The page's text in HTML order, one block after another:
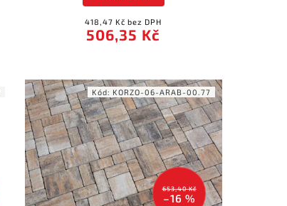
418,47 Kč bez DPH
506,35 Kč
653,40 Kč
–16 %
Kód: KORZO-06-ARAB-00.77